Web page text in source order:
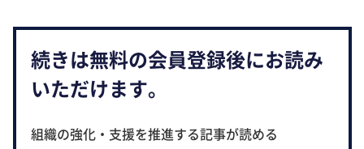
続きは無料の会員登録後にお読み
いただけます。
組織の強化・支援を推進する記事が読める